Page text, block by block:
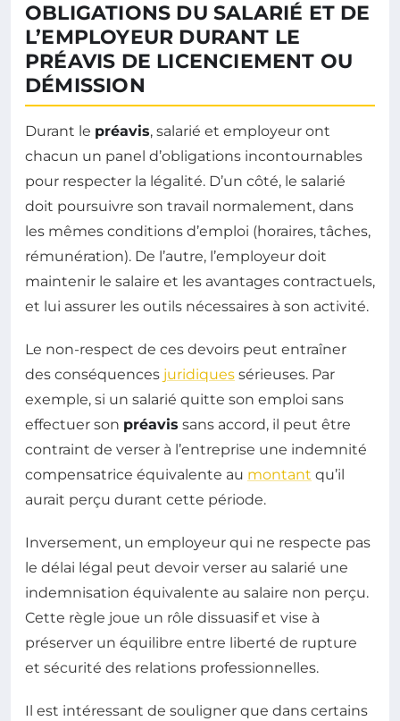
OBLIGATIONS DU SALARIÉ ET DE
L’EMPLOYEUR DURANT LE
PRÉAVIS DE LICENCIEMENT OU
DÉMISSION
Durant le préavis, salarié et employeur ont
chacun un panel d’obligations incontournables
pour respecter la légalité. D’un côté, le salarié
doit poursuivre son travail normalement, dans
les mêmes conditions d’emploi (horaires, tâches,
rémunération). De l’autre, l’employeur doit
maintenir le salaire et les avantages contractuels,
et lui assurer les outils nécessaires à son activité.
Le non-respect de ces devoirs peut entraîner
des conséquences juridiques sérieuses. Par
exemple, si un salarié quitte son emploi sans
effectuer son préavis sans accord, il peut être
contraint de verser à l’entreprise une indemnité
compensatrice équivalente au montant qu’il
aurait perçu durant cette période.
Inversement, un employeur qui ne respecte pas
le délai légal peut devoir verser au salarié une
indemnisation équivalente au salaire non perçu.
Cette règle joue un rôle dissuasif et vise à
préserver un équilibre entre liberté de rupture
et sécurité des relations professionnelles.
Il est intéressant de souligner que dans certains